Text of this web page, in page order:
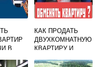
В
КАК ПРОДАТЬ
ДВУХКОМНАТНУЮ
КВАРТИРУ И